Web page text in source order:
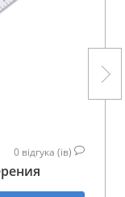
0 відгука (ів)